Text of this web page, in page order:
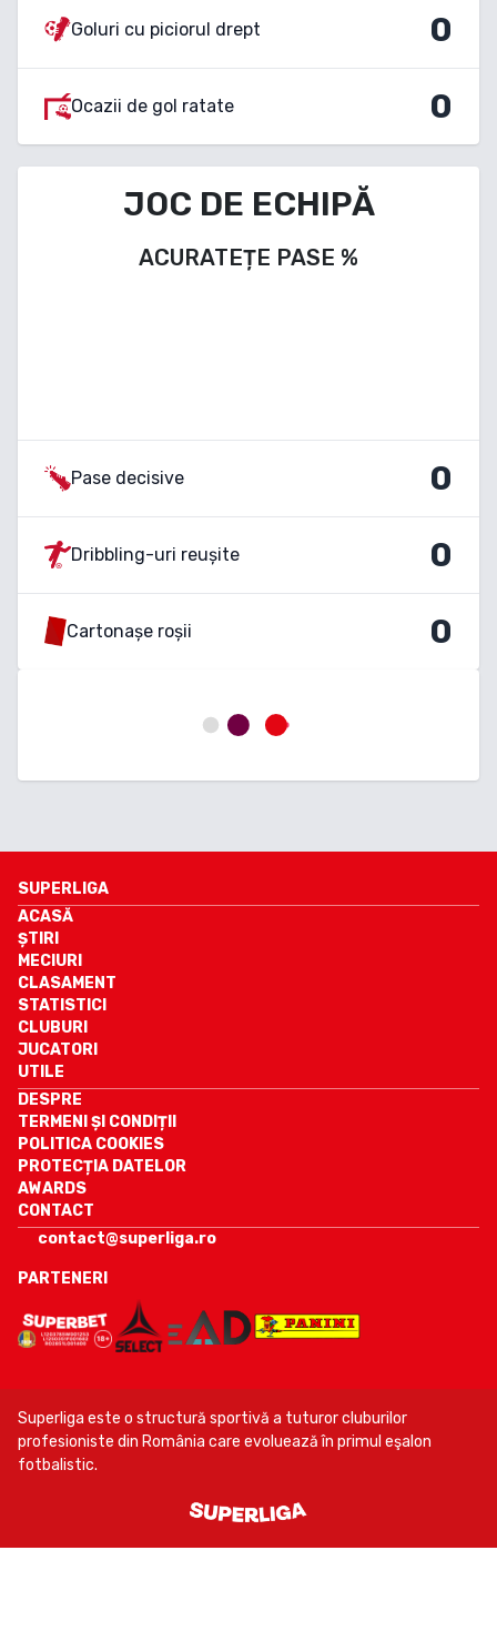
Goluri cu piciorul drept 0
Ocazii de gol ratate 0
JOC DE ECHIPĂ
ACURATEȚE PASE %
Pase decisive 0
Dribbling-uri reușite 0
Cartonașe roșii 0
SUPERLIGA
ACASĂ
ȘTIRI
MECIURI
CLASAMENT
STATISTICI
CLUBURI
JUCATORI
UTILE
DESPRE
TERMENI ȘI CONDIȚII
POLITICA COOKIES
PROTECȚIA DATELOR
AWARDS
CONTACT
contact@superliga.ro
PARTENERI
Superliga este o structură sportivă a tuturor cluburilor
profesioniste din România care evoluează în primul eşalon
fotbalistic.